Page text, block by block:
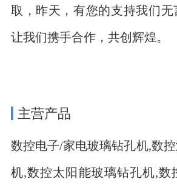
取，昨天，有您的支持我们无
让我们携手合作，共创辉煌。
主营产品
数控电子/家电玻璃钻孔机,数控
机,数控太阳能玻璃钻孔机,数